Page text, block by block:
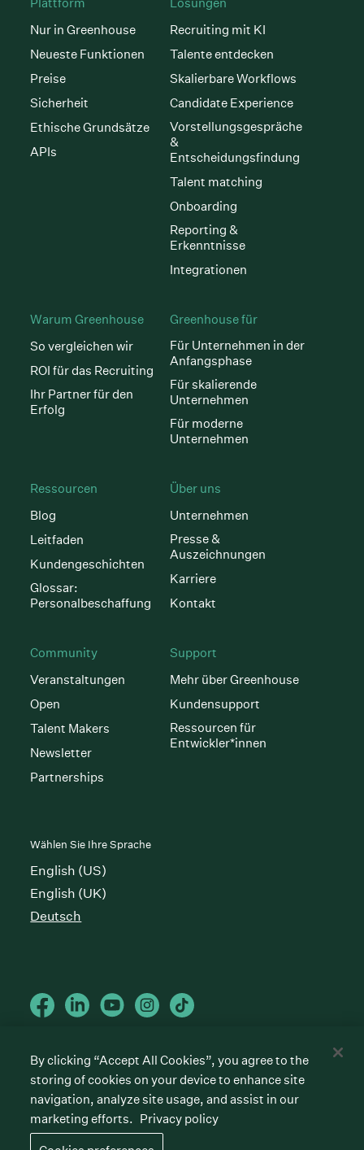
Nur in Greenhouse
Neueste Funktionen
Preise
Sicherheit
Ethische Grundsätze
APIs
Recruiting mit KI
Talente entdecken
Skalierbare Workflows
Candidate Experience
Vorstellungsgespräche
&
Entscheidungsfindung
Talent matching
Onboarding
Reporting &
Erkenntnisse
Integrationen
Warum Greenhouse
So vergleichen wir
ROI für das Recruiting
Ihr Partner für den
Erfolg
Greenhouse für
Für Unternehmen in der
Anfangsphase
Für skalierende
Unternehmen
Für moderne
Unternehmen
Ressourcen
Blog
Leitfaden
Kundengeschichten
Glossar:
Personalbeschaffung
Über uns
Unternehmen
Presse &
Auszeichnungen
Karriere
Kontakt
Community
Veranstaltungen
Open
Talent Makers
Newsletter
Partnerships
Support
Mehr über Greenhouse
Kundensupport
Ressourcen für
Entwickler*innen
Wählen Sie Ihre Sprache
English (US)
English (UK)
Deutsch
Greenhouse Software, Inc.
All rights reserved. Greenhouse, the G Logo, “Hire for
Cookies preferences
Datenschutzrichtlinie
Nutzungsbedingungen
By clicking “Accept All Cookies”, you agree to the
storing of cookies on your device to enhance site
navigation, analyze site usage, and assist in our
marketing efforts. Privacy policy